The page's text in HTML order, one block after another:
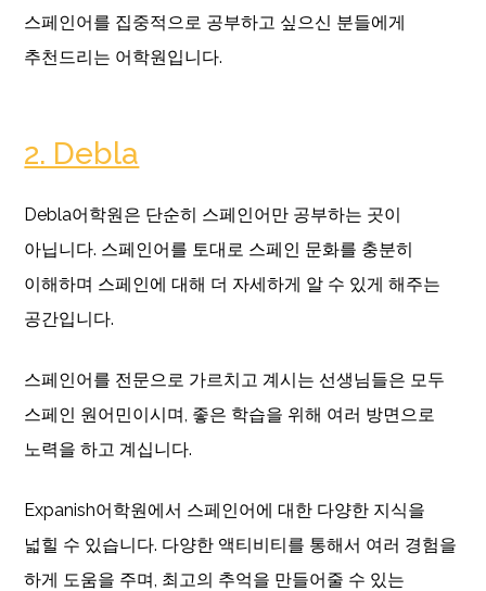
스페인어를 집중적으로 공부하고 싶으신 분들에게
추천드리는 어학원입니다.
2. Debla
Debla어학원은 단순히 스페인어만 공부하는 곳이
아닙니다. 스페인어를 토대로 스페인 문화를 충분히
이해하며 스페인에 대해 더 자세하게 알 수 있게 해주는
공간입니다.
스페인어를 전문으로 가르치고 계시는 선생님들은 모두
스페인 원어민이시며, 좋은 학습을 위해 여러 방면으로
노력을 하고 계십니다.
Expanish어학원에서 스페인어에 대한 다양한 지식을
넓힐 수 있습니다. 다양한 액티비티를 통해서 여러 경험을
하게 도움을 주며, 최고의 추억을 만들어줄 수 있는